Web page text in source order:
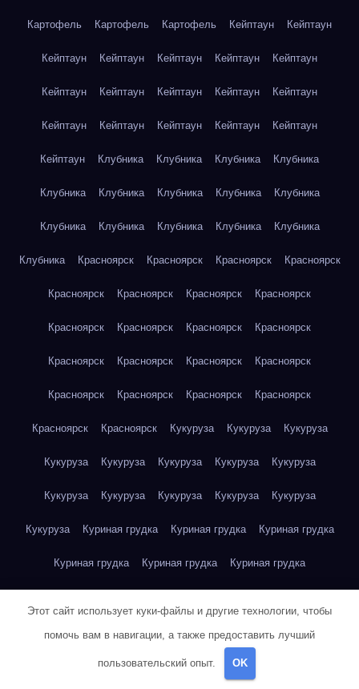
Картофель Картофель Картофель Кейптаун Кейптаун
Кейптаун Кейптаун Кейптаун Кейптаун Кейптаун
Кейптаун Кейптаун Кейптаун Кейптаун Кейптаун
Кейптаун Кейптаун Кейптаун Кейптаун Кейптаун
Кейптаун Клубника Клубника Клубника Клубника
Клубника Клубника Клубника Клубника Клубника
Клубника Клубника Клубника Клубника Клубника
Клубника Красноярск Красноярск Красноярск Красноярск
Красноярск Красноярск Красноярск Красноярск
Красноярск Красноярск Красноярск Красноярск
Красноярск Красноярск Красноярск Красноярск
Красноярск Красноярск Красноярск Красноярск
Красноярск Красноярск Кукуруза Кукуруза Кукуруза
Кукуруза Кукуруза Кукуруза Кукуруза Кукуруза
Кукуруза Кукуруза Кукуруза Кукуруза Кукуруза
Кукуруза Куриная грудка Куриная грудка Куриная грудка
Куриная грудка Куриная грудка Куриная грудка
Куриная грудка Куриная грудка Куриная грудка
Куриная грудка Куриная грудка Куриная грудка
Этот сайт использует куки-файлы и другие технологии, чтобы
помочь вам в навигации, а также предоставить лучший
пользовательский опыт. OK